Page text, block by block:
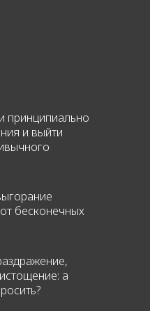
принципиально
и выйти
бесконечных
а